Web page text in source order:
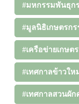
#มหกรรมพันธุก
#มูลนิธิเกษตรกร
#เครือข่ายเกษต
#เทศกาลข้าวให
#เทศกาลสวนผัก